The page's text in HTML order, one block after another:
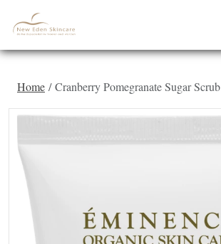
Home Cranberry Pomegranate Sugar Scrub